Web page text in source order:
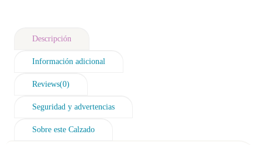
Descripción
Información adicional
Reviews(0)
Seguridad y advertencias
Sobre este Calzado